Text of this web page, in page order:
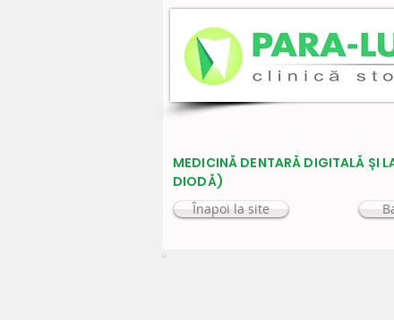
MEDICINĂ DENTARĂ DIGITALĂ ȘI
DIODĂ)
Înapoi la site